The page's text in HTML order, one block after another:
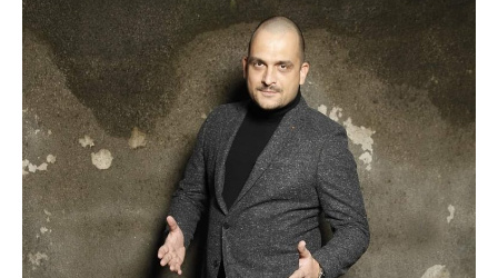
cu
beneficii?
Pentru
cine?